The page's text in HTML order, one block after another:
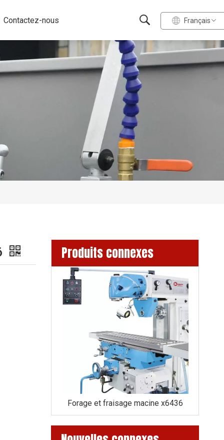
Contactez-nous Français
Produits connexes
Forage et fraisage macine x6436 Forage et